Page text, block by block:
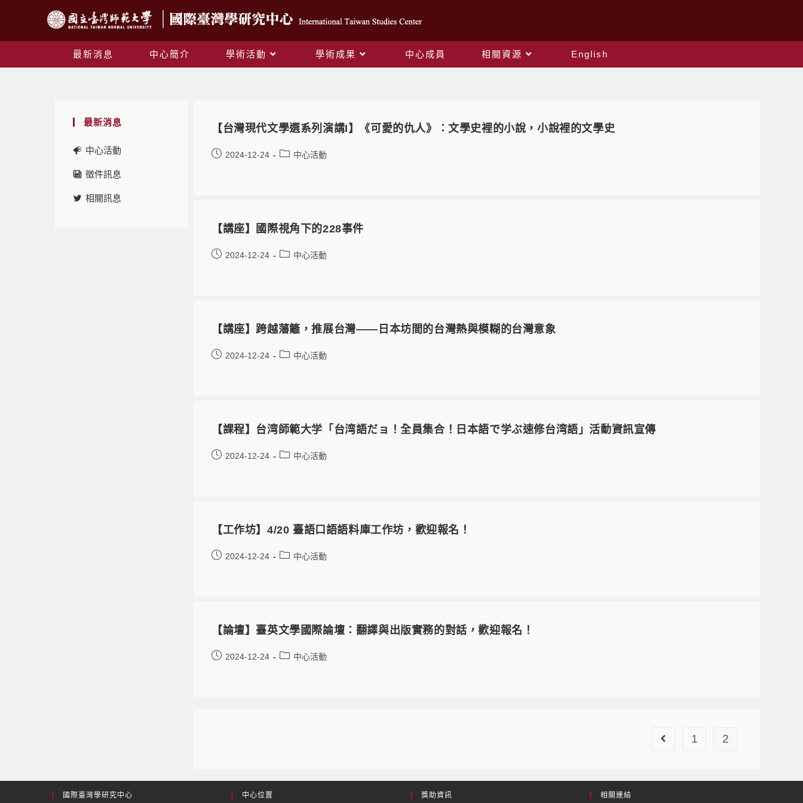
最新消息 中心簡介 學術活動 學術成果 中心成員 相關資源
English
最新消息
中心活動
徵件訊息
相關訊息
【台灣現代文學選系列演講I】《可愛的仇人》：文學史裡的小說，小說裡的文學史
2024-12-24 中心活動
【講座】國際視角下的228事件
2024-12-24 中心活動
【講座】跨越藩籬，推展台灣——日本坊間的台灣熱與模糊的台灣意象
2024-12-24 中心活動
【課程】台湾師範大学「台湾語だョ！全員集合！日本語で学ぶ速修台湾語」活動資訊宣傳
2024-12-24 中心活動
【工作坊】4/20 臺語口語語料庫工作坊，歡迎報名！
2024-12-24 中心活動
【論壇】臺英文學國際論壇：翻譯與出版實務的對話，歡迎報名！
2024-12-24 中心活動
1 2
國際臺灣學研究中心 中心位置 獎助資訊 相關連結